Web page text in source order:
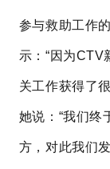
参与救助工作
示：“因为CTV
关工作获得了
她说：“我们终
方，对此我们